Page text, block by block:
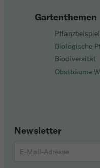
Gartenthemen
Biologische
Biodiversität
Obstbäume
Newsletter